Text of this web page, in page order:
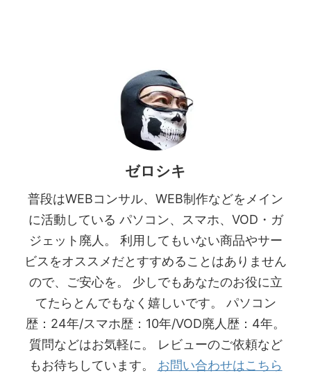
ゼロシキ
普段はWEBコンサル、WEB制作などをメイン
に活動している パソコン、スマホ、VOD・ガ
ジェット廃人。 利用してもいない商品やサー
ビスをオススメだとすすめることはありません
ので、ご安心を。 少しでもあなたのお役に立
てたらとんでもなく嬉しいです。 パソコン
歴：24年/スマホ歴：10年/VOD廃人歴：4年。
質問などはお気軽に。 レビューのご依頼など
もお待ちしています。 お問い合わせはこちら